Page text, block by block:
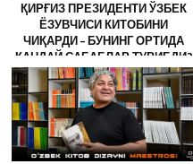
ҚИРҒИЗ ПРЕЗИДЕНТИ ЎЗБЕК
ЁЗУВЧИСИ КИТОБИНИ
ЧИҚАРДИ – БУНИНГ ОРТИДА
ҚАНДАЙ САБАБЛАР ТУРИБДИ?